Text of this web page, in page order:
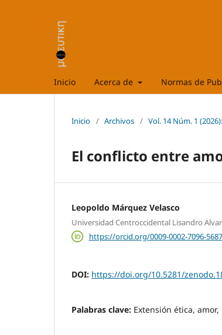
Inicio Acerca de Normas de
Inicio / Archivos / Vol. 14 Núm. 1
El conflicto entre
Leopoldo Márquez Velasco
Universidad Centroccidental Lisandro
https://orcid.org/0009-0002-7096-
DOI: https://doi.org/10.5281/
Palabras clave: Extensión ética,